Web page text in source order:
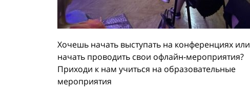
Хочешь начать выступать на конференциях или
начать проводить свои офлайн-мероприятия?
Приходи к нам учиться на образовательные
мероприятия